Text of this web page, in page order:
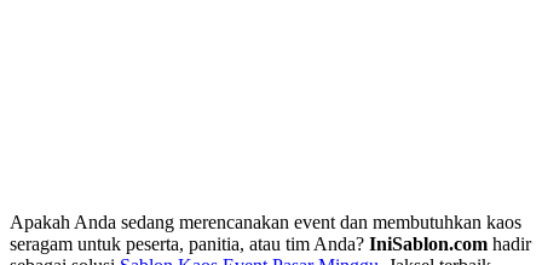
Apakah Anda sedang merencanakan event dan membutuhkan kaos
seragam untuk peserta, panitia, atau tim Anda? IniSablon.com hadir